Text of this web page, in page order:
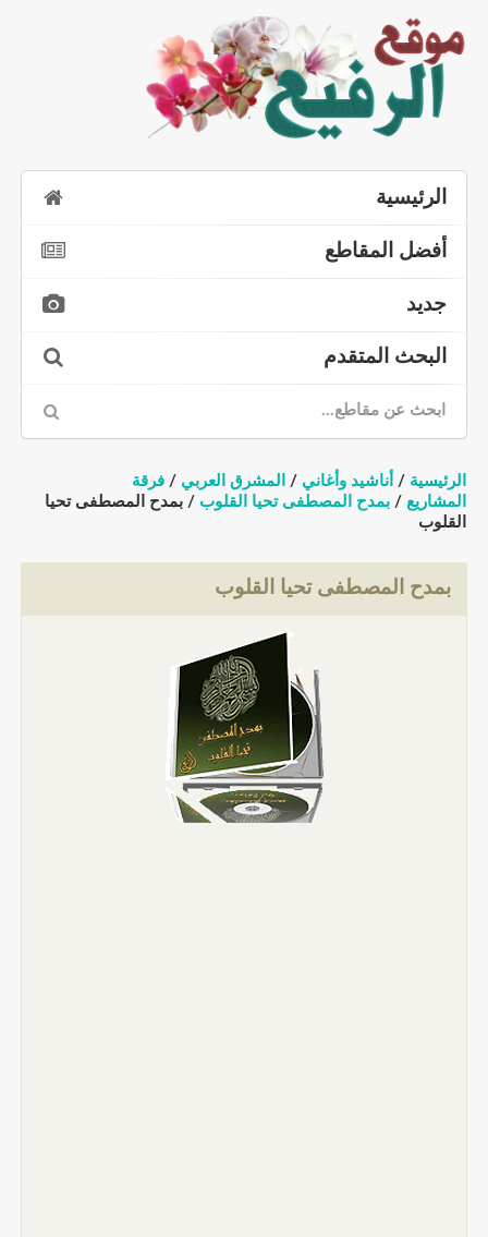
الرئيسية
أفضل المقاطع
جديد
البحث المتقدم
الرئيسية / أناشيد وأغاني / المشرق العربي / فرقة
المشاريع / بمدح المصطفى تحيا القلوب / بمدح المصطفى تحيا
القلوب
بمدح المصطفى تحيا القلوب